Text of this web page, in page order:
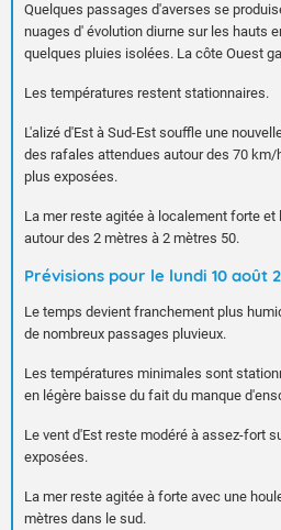
Quelques passages d'averses se
nuages d' évolution diurne sur les hauts
quelques pluies isolées. La côte Ouest
Les températures restent stationnaires.
L'alizé d'Est à Sud-Est souffle une
des rafales attendues autour des 70 km/
plus exposées.
La mer reste agitée à localement forte
autour des 2 mètres à 2 mètres 50.
Prévisions pour le lundi 10 août
Le temps devient franchement plus
de nombreux passages pluvieux.
Les températures minimales sont
en légère baisse du fait du manque
Le vent d'Est reste modéré à assez-fort
exposées.
La mer reste agitée à forte avec une
mètres dans le sud.